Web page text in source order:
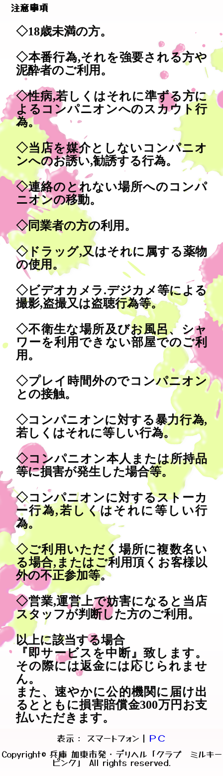
注意事項
◇18歳未満の方。
◇本番行為,それを強要される方や
泥酔者のご利用。
◇性病,若しくはそれに準ずる方に
よるコンパニオンへのスカウト行
為。
◇当店を媒介としないコンパニオ
ンへのお誘い,勧誘する行為。
◇連絡のとれない場所へのコンパ
ニオンの移動。
◇同業者の方の利用。
◇ドラッグ,又はそれに属する薬物
の使用。
◇ビデオカメラ.デジカメ等による
撮影,盗撮又は盗聴行為等。
◇不衛生な場所及びお風呂、シャ
ワーを利用できない部屋でのご利
用。
◇プレイ時間外のでコンパニオン
との接触。
◇コンパニオンに対する暴力行為,
若しくはそれに等しい行為。
◇コンパニオン本人または所持品
等に損害が発生した場合等。
◇コンパニオンに対するストーカ
ー行為,若しくはそれに等しい行
為。
◇ご利用いただく場所に複数名い
る場合,またはご利用頂くお客様以
外の不正参加等。
◇営業,運営上で妨害になると当店
スタッフが判断した方のご利用。
以上に該当する場合
『即サービスを中断』致します。
その際には返金には応じられませ
ん。
また、速やかに公的機関に届け出
るとともに損害賠償金300万円お支
払いただきます。
表示： スマートフォン｜ ＰＣ
Copyright© 兵庫 加東市発・デリヘル「クラブ ミルキー
ピンク」 All rights reserved.